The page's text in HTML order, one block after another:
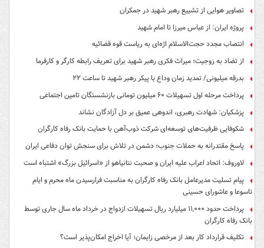
تصاویر هوایی از تشییع رهبر شهید در جمکران
پروژه ایران: از عباس میرزا تا امام شهید
انتصاب مجدد حجت‌الاسلام اژه‌ای به ریاست قوه‌ قضائیه
از تضاد به زوجیت؛ میراث فکری رهبر شهید برای تعریف رابطه کارگر و کارفرما
بدرقه میلیونی/ تمدید زمان وداع با پیکر رهبر شهید تا ساعت ۲۲
پرداخت مرحله اول تسهیلات ۶۰ میلیون تومانی بازنشستگان تامین اجتماعی
پزشکیان: شهادت رهبری، اندوهی عمیق بر دل آزادگان نشاند
شکوفایی ظرفیت‌های توسعه‌ای شرکت ذوب‌آهن با حمایت‌ بانک رفاه کارگران
پاسخ مقتدرانه به حملات جنوب؛ دشمن در تلاش برای سنجش توان دفاعی ایران
لاوروف: اتحاد اعراب علیه ایران و صحبت نتانیاهو از «اسرائیل بزرگ» اشتباه است
پیام تسلیت مدیرعامل بانک رفاه کارگران به مناسبت فرارسیدن ماه محرم و ایام
تاسوعا و عاشورای حسینی
پرداخت حدود ۱۱,۰۰۰ میلیارد ریال تسهیلات ازدواج در خرداد ماه سال جاری توسط
بانک رفاه کارگران
تکلیف قرارداد کار بعد از مرخصی زایمان؛ آیا اخراج امکان‌پذیر است؟